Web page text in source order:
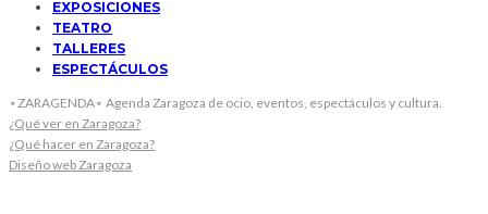
EXPOSICIONES
TEATRO
TALLERES
ESPECTÁCULOS
⋆ZARAGENDA⋆ Agenda Zaragoza de ocio, eventos, espectáculos y cultura.
¿Qué ver en Zaragoza?
¿Qué hacer en Zaragoza?
Diseño web Zaragoza